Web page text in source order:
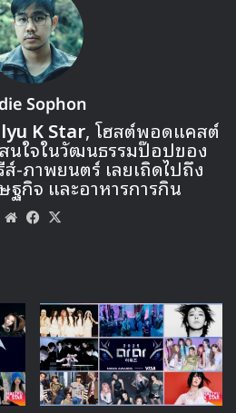
ทยขนาดไหน? ถึงกลับมาถ่าย
LIKE U 100 ที่กรุงเทพ
ดูสัมภาษณ์พิเศษ
Sophon
K Star, โฮสต์พอดแคสต์
นใจในวัฒนธรรมป๊อปของ
-ภาพยนตร์ เลยเถิดไปถึง
ฐกิจ และอาหารการกิน
WebsiteFacebook